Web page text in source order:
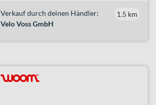
Verkauf durch deinen Händler:
Velo Voss GmbH
1.5 km